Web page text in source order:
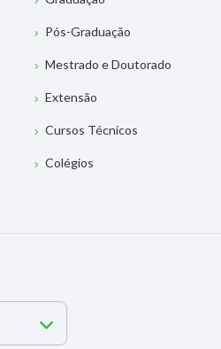
Pós-Graduação
Mestrado e Doutorado
Extensão
Cursos Técnicos
Colégios